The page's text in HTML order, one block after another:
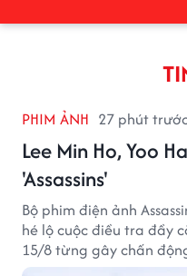
PHIM ẢNH 27 phút
Lee Min Ho, Yoo
'Assassins'
Bộ phim điện ảnh
hé lộ cuộc điều tra đầy
15/8 từng gây chấn